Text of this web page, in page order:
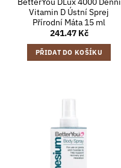
Vitamin D Ústní Sprej
Přírodní Máta 15 ml
241.47 Kč
PŘIDAT DO KOŠÍKU